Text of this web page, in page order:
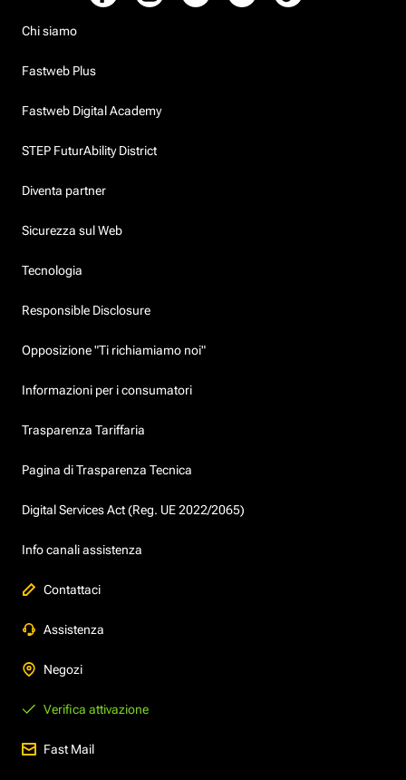
Chi siamo
Fastweb Plus
Fastweb Digital Academy
STEP FuturAbility District
Diventa partner
Sicurezza sul Web
Tecnologia
Responsible Disclosure
Opposizione "Ti richiamiamo noi"
Informazioni per i consumatori
Trasparenza Tariffaria
Pagina di Trasparenza Tecnica
Digital Services Act (Reg. UE 2022/2065)
Info canali assistenza
Contattaci
Assistenza
Negozi
Verifica attivazione
Fast Mail